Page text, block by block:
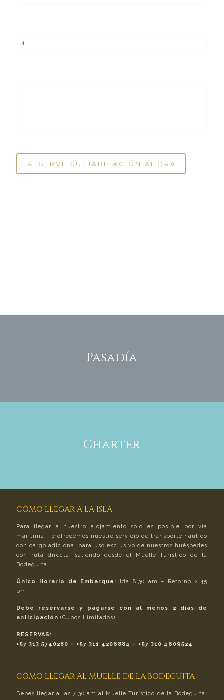
Pasadía
Charter
CÓMO LLEGAR A LA ISLA
Para llegar a nuestro alojamiento solo es posible por vía
marítima. Te ofrecemos nuestro servicio de transporte náutico
con cargo adicional para uso exclusivo de nuestros huéspedes
con ruta directa, saliendo desde el Muelle Turístico de la
Bodeguita.
Único Horario de Embarque:
Ida 8:30 am – Retorno 2:45
pm.
Debe reservarse y pagarse con al menos 2 días de
anticipación (Cupos Limitados).
RESERVAS:
+57 313 5740280 – +57 311 4206884 – +57 310 4609524
CÓMO LLEGAR AL MUELLE DE LA BODEGUITA
Debes llegar a las 7:30 am al Muelle Turístico de la Bodeguita,